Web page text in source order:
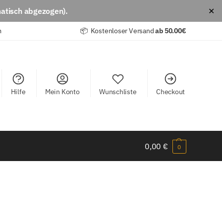
abgezogen). ✕
📦 Kostenloser Versandab 50.00€
Hilfe Mein Konto Wunschliste Checkout
0,00 € 0